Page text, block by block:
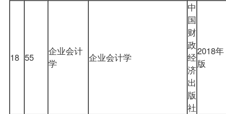
18 55
企业会计
学
企业会计学
中
国
财
政
经
济
出
版
社
2018年
版